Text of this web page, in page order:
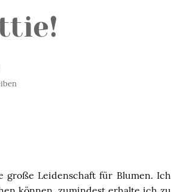
Leidenschaft für Blumen. Ich